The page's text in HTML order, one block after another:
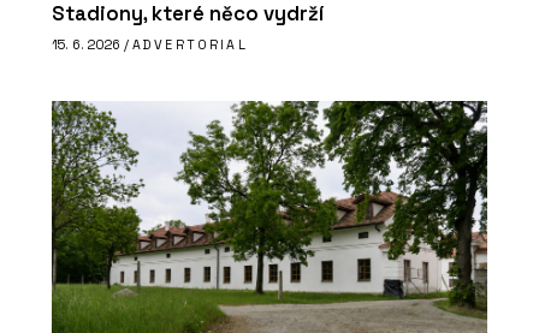
Stadiony, které něco vydrží
15. 6. 2026 / ADVERTORIAL